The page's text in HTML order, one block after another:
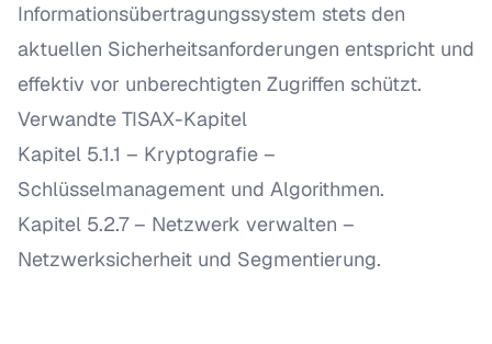
Informationsübertragungssystem stets den
aktuellen Sicherheitsanforderungen entspricht und
effektiv vor unberechtigten Zugriffen schützt.
Verwandte TISAX-Kapitel
Kapitel 5.1.1 – Kryptografie –
Schlüsselmanagement und Algorithmen.
Kapitel 5.2.7 – Netzwerk verwalten –
Netzwerksicherheit und Segmentierung.